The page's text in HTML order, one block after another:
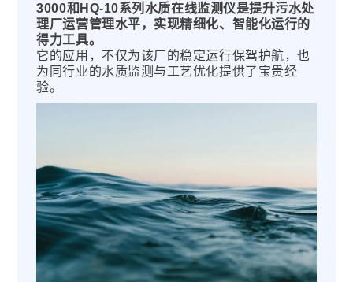
3000和HQ-10系列水质在线监测仪是提升污水处
理厂运营管理水平，实现精细化、智能化运行的
得力工具。
它的应用，不仅为该厂的稳定运行保驾护航，也
为同行业的水质监测与工艺优化提供了宝贵经
验。